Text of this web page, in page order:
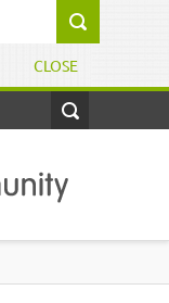
CLOSE